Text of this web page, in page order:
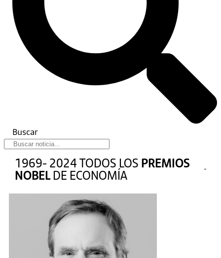
Buscar
1969- 2024 TODOS LOSPREMIOS
NOBELDE ECONOMÍA